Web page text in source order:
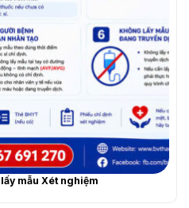
mẫu Xét nghiệm